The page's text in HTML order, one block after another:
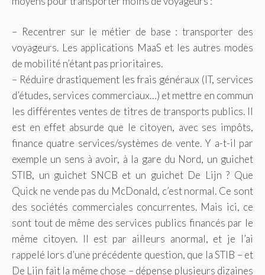
– Recentrer sur le métier de base : transporter des
voyageurs. Les applications MaaS et les autres modes
de mobilité n’étant pas prioritaires.
– Réduire drastiquement les frais généraux (IT, services
d’études, services commerciaux…) et mettre en commun
les différentes ventes de titres de transports publics. Il
est en effet absurde que le citoyen, avec ses impôts,
finance quatre services/systèmes de vente. Y a-t-il par
exemple un sens à avoir, à la gare du Nord, un guichet
STIB, un guichet SNCB et un guichet De Lijn ? Que
Quick ne vende pas du McDonald, c’est normal. Ce sont
des sociétés commerciales concurrentes. Mais ici, ce
sont tout de même des services publics financés par le
même citoyen. Il est par ailleurs anormal, et je l’ai
rappelé lors d’une précédente question, que la STIB – et
De Lijn fait la même chose – dépense plusieurs dizaines